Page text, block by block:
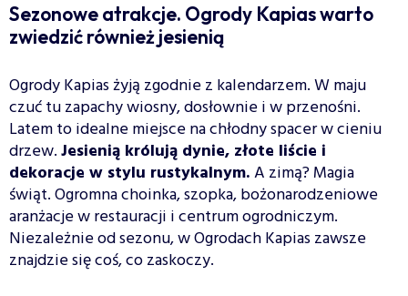
Sezonowe atrakcje. Ogrody Kapias warto
zwiedzić również jesienią
Ogrody Kapias żyją zgodnie z kalendarzem. W maju
czuć tu zapachy wiosny, dosłownie i w przenośni.
Latem to idealne miejsce na chłodny spacer w cieniu
drzew.Jesienią królują dynie, złote liście i
dekoracje w stylu rustykalnym.A zimą? Magia
świąt. Ogromna choinka, szopka, bożonarodzeniowe
aranżacje w restauracji i centrum ogrodniczym.
Niezależnie od sezonu, w Ogrodach Kapias zawsze
znajdzie się coś, co zaskoczy.